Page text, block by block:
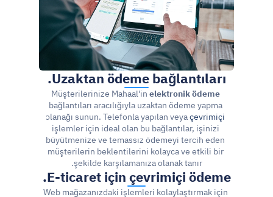
Uzaktan ödeme bağlantıları.
Müşterilerinize Mahaal'in elektronik ödeme
bağlantıları aracılığıyla uzaktan ödeme yapma
olanağı sunun. Telefonla yapılan veya çevrimiçi
işlemler için ideal olan bu bağlantılar, işinizi
büyütmenize ve temassız ödemeyi tercih eden
müşterilerin beklentilerini kolayca ve etkili bir
şekilde karşılamanıza olanak tanır.
E-ticaret için çevrimiçi ödeme.